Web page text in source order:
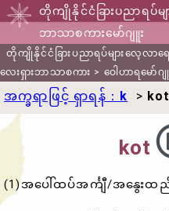
တိုကျိုနိုင်ငံခြားပညာရပ်
ဘာသာစကားမော်ဂျူး
တိုကျိုနိုင်ငံခြားပညာရပ်များလေ့လာ
လေးရှားဘာသာစကား > ဝေါဟာရမော်ဂ
အက္ခရာဖြင့် ရှာရန်： k > kot
kot
(1)အပေါ်ထပ်အင်္ကျီ/အနွေးထ